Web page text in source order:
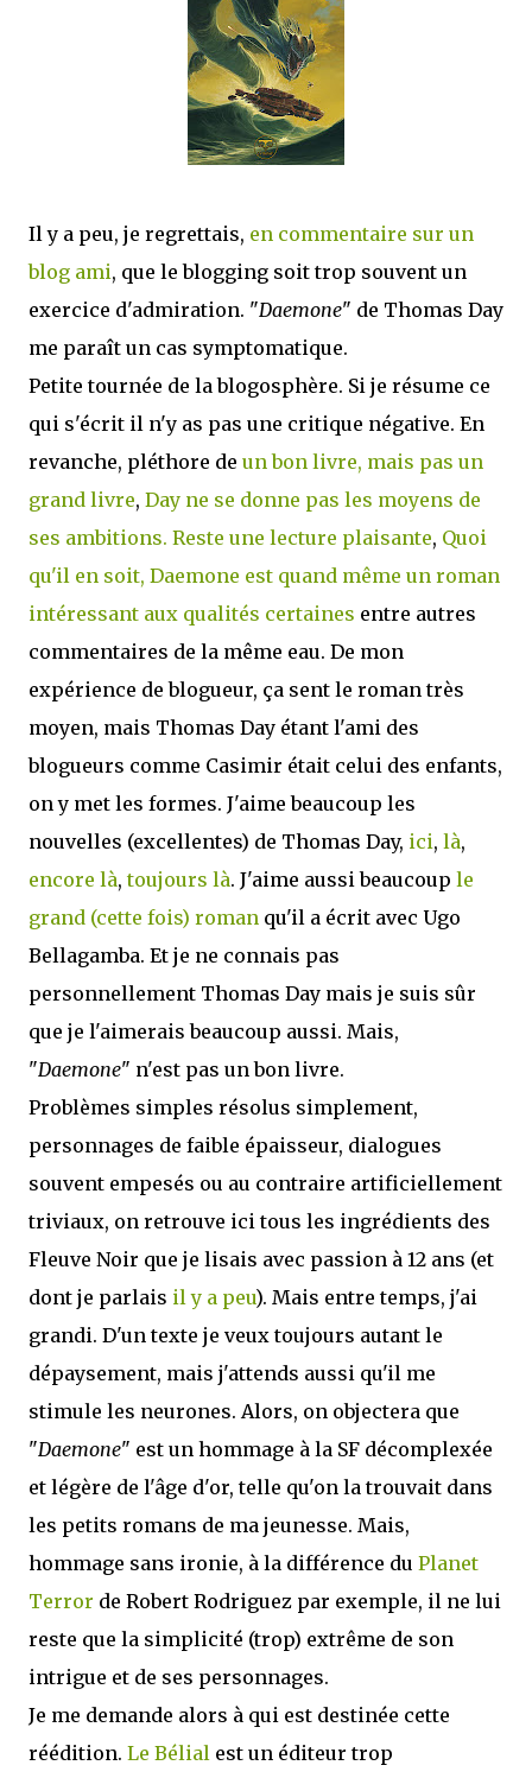
que Thomas connaissait et appréciait Olivier. Marlowe découvre une ville qu’il
ne connaissait pas, habitée par la méfiance, la peur et le rigorisme de la Ligue,
une ville pleine de mystères et de vieilles rancœurs. La Dame d...
Il y a peu, je regrettais, en commentaire sur un
blog ami, que le blogging soit trop souvent un
exercice d'admiration. "Daemone" de Thomas Day
me paraît un cas symptomatique.
Petite tournée de la blogosphère. Si je résume ce
qui s'écrit il n'y as pas une critique négative. En
revanche, pléthore de un bon livre, mais pas un
grand livre, Day ne se donne pas les moyens de
ses ambitions. Reste une lecture plaisante, Quoi
qu'il en soit, Daemone est quand même un roman
intéressant aux qualités certaines entre autres
commentaires de la même eau. De mon
expérience de blogueur, ça sent le roman très
moyen, mais Thomas Day étant l'ami des
blogueurs comme Casimir était celui des enfants,
on y met les formes. J'aime beaucoup les
nouvelles (excellentes) de Thomas Day, ici, là,
encore là,toujours là. J'aime aussi beaucoup le
grand (cette fois) roman qu'il a écrit avec Ugo
Bellagamba. Et je ne connais pas
personnellement Thomas Day mais je suis sûr
que je l'aimerais beaucoup aussi. Mais,
"Daemone" n'est pas un bon livre.
Problèmes simples résolus simplement,
personnages de faible épaisseur, dialogues
souvent empesés ou au contraire artificiellement
triviaux, on retrouve ici tous les ingrédients des
Fleuve Noir que je lisais avec passion à 12 ans (et
dont je parlais il y a peu). Mais entre temps, j'ai
grandi. D'un texte je veux toujours autant le
dépaysement, mais j'attends aussi qu'il me
stimule les neurones. Alors, on objectera que
"Daemone" est un hommage à la SF décomplexée
et légère de l'âge d'or, telle qu'on la trouvait dans
les petits romans de ma jeunesse. Mais,
hommage sans ironie, à la différence du Planet
Terror de Robert Rodriguez par exemple, il ne lui
reste que la simplicité (trop) extrême de son
intrigue et de ses personnages.
Je me demande alors à qui est destinée cette
réédition. Le Bélial est un éditeur trop